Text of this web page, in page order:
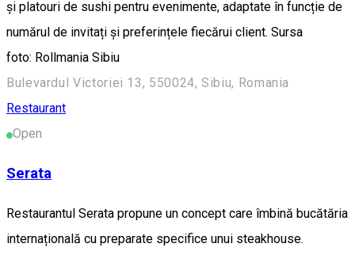
și platouri de sushi pentru evenimente, adaptate în funcție de
numărul de invitați și preferințele fiecărui client. Sursa
foto: Rollmania Sibiu
Bulevardul Victoriei 13, 550024, Sibiu, Romania
Restaurant
Open
Serata
Restaurantul Serata propune un concept care îmbină bucătăria
internațională cu preparate specifice unui steakhouse.